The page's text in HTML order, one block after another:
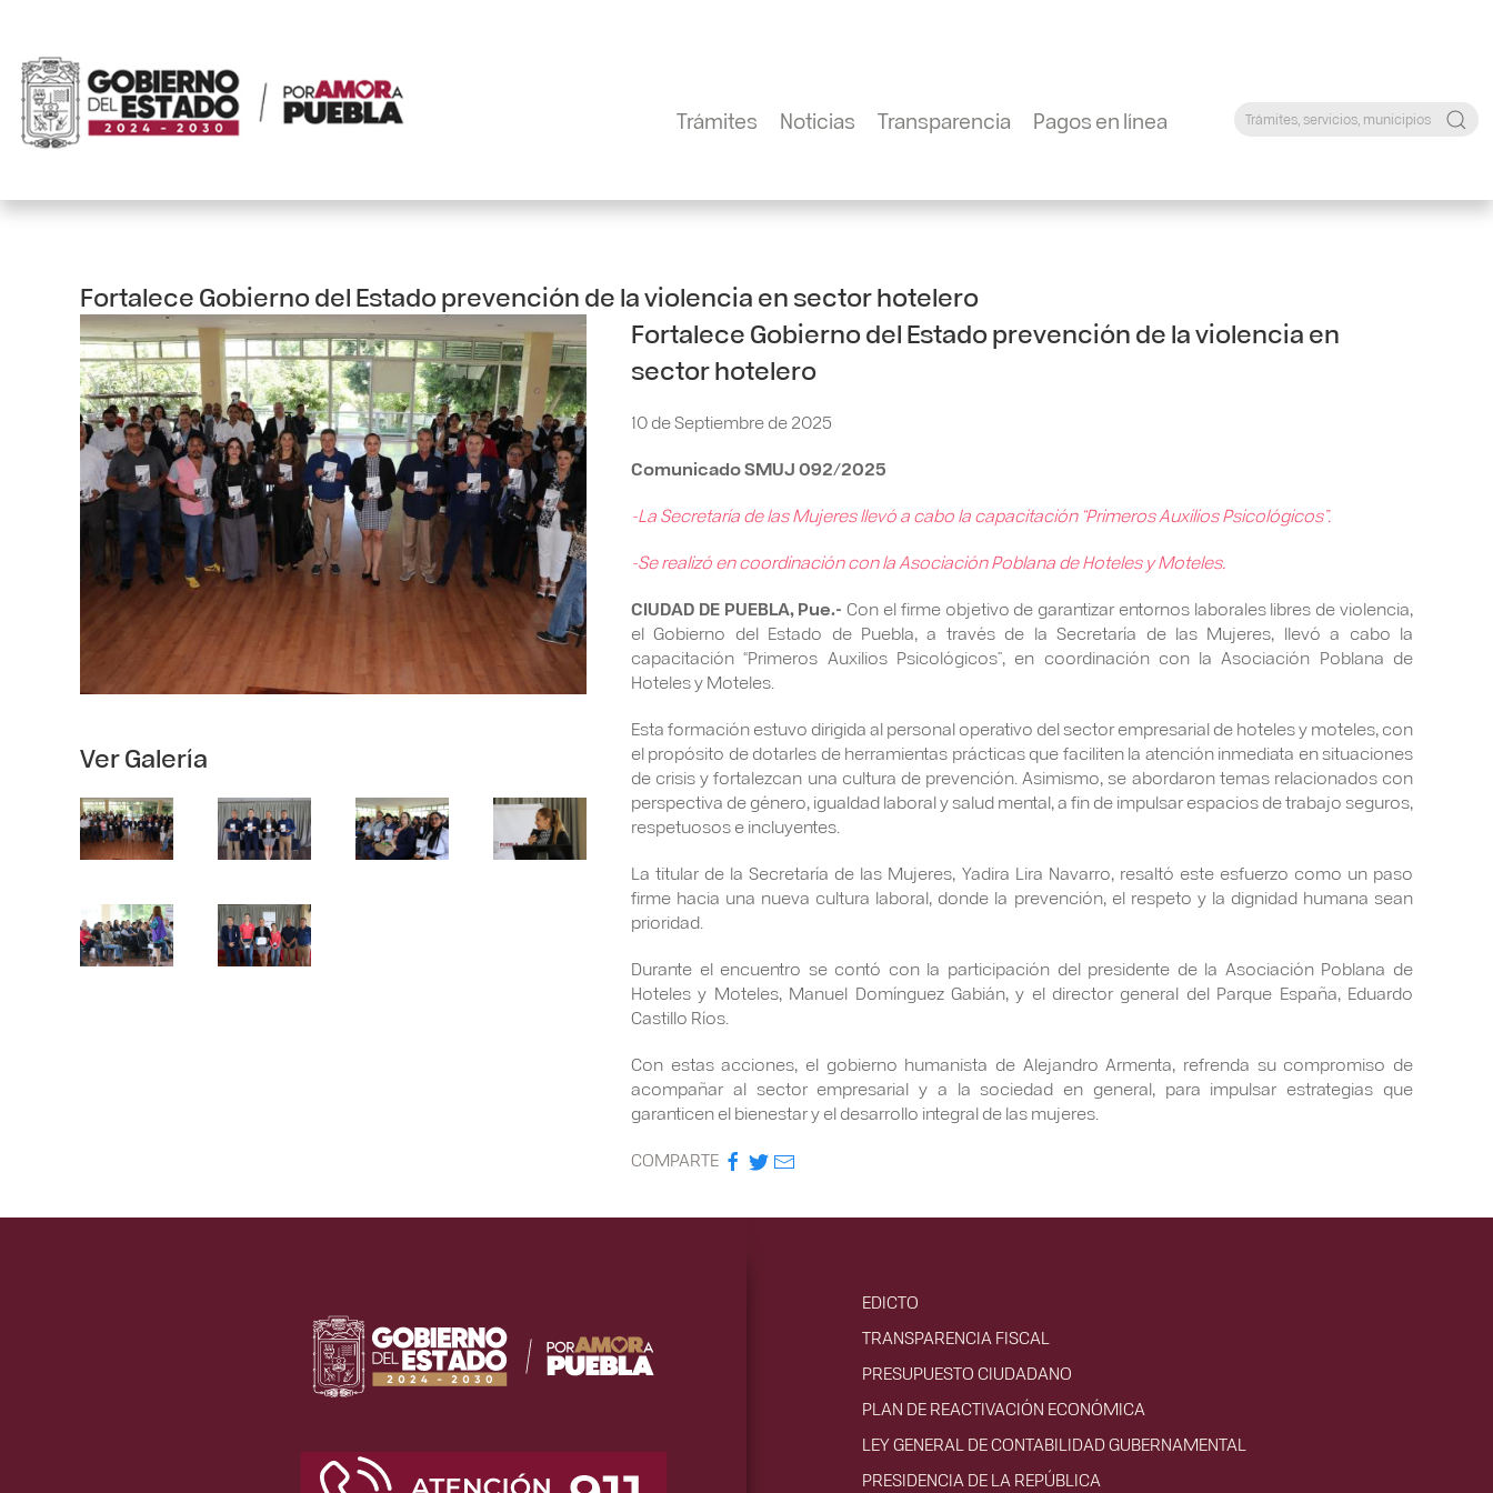
Trámites Noticias Transparencia Pagos en línea
Fortalece Gobierno del Estado prevención de la violencia en sector hotelero
Ver Galería
Fortalece Gobierno del Estado prevención de la violencia en
sector hotelero
10 de Septiembre de 2025
Comunicado SMUJ 092/2025
-La Secretaría de las Mujeres llevó a cabo la capacitación “Primeros Auxilios Psicológicos”.
-Se realizó en coordinación con la Asociación Poblana de Hoteles y Moteles.
CIUDAD DE PUEBLA, Pue.- Con el firme objetivo de garantizar entornos laborales libres de violencia,
el Gobierno del Estado de Puebla, a través de la Secretaría de las Mujeres, llevó a cabo la
capacitación “Primeros Auxilios Psicológicos”, en coordinación con la Asociación Poblana de
Hoteles y Moteles.
Esta formación estuvo dirigida al personal operativo del sector empresarial de hoteles y moteles, con
el propósito de dotarles de herramientas prácticas que faciliten la atención inmediata en situaciones
de crisis y fortalezcan una cultura de prevención. Asimismo, se abordaron temas relacionados con
perspectiva de género, igualdad laboral y salud mental, a fin de impulsar espacios de trabajo seguros,
respetuosos e incluyentes.
La titular de la Secretaría de las Mujeres, Yadira Lira Navarro, resaltó este esfuerzo como un paso
firme hacia una nueva cultura laboral, donde la prevención, el respeto y la dignidad humana sean
prioridad.
Durante el encuentro se contó con la participación del presidente de la Asociación Poblana de
Hoteles y Moteles, Manuel Domínguez Gabián, y el director general del Parque España, Eduardo
Castillo Ríos.
Con estas acciones, el gobierno humanista de Alejandro Armenta, refrenda su compromiso de
acompañar al sector empresarial y a la sociedad en general, para impulsar estrategias que
garanticen el bienestar y el desarrollo integral de las mujeres.
COMPARTE
EDICTO
TRANSPARENCIA FISCAL
PRESUPUESTO CIUDADANO
PLAN DE REACTIVACIÓN ECONÓMICA
LEY GENERAL DE CONTABILIDAD GUBERNAMENTAL
PRESIDENCIA DE LA REPÚBLICA